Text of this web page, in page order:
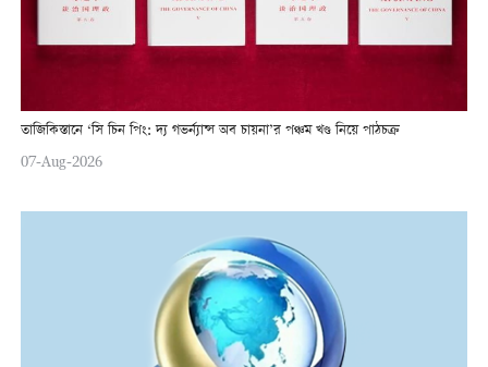
তাজিকিস্তানে ‘সি চিন পিং: দ্য গভর্ন্যান্স অব চায়না’র পঞ্চম খণ্ড নিয়ে পাঠচক্র
07-Aug-2026